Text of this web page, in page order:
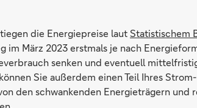
die Energiepreise lautStatistischem
im März 2023 erstmals je nach
senken und eventuell
Sie außerdem einen Teil Ihres
den schwankenden Energieträgern und